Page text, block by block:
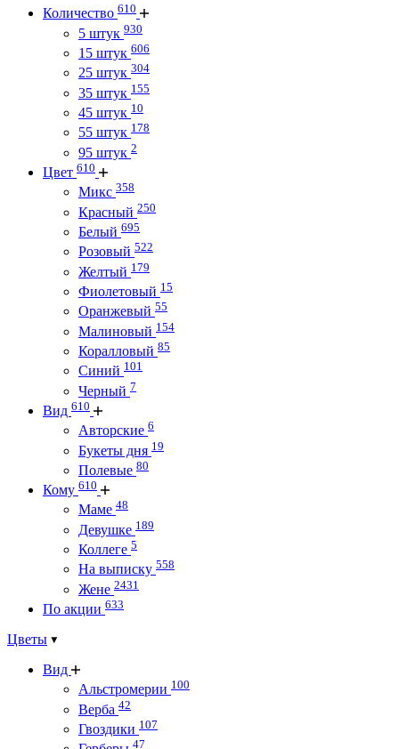
Количество 610
5 штук 930
15 штук 606
25 штук 304
35 штук 155
45 штук 10
55 штук 178
95 штук 2
Цвет 610
Микс 358
Красный 250
Белый 695
Розовый 522
Желтый 179
Фиолетовый 15
Оранжевый 55
Малиновый 154
Коралловый 85
Синий 101
Черный 7
Вид 610
Авторские 6
Букеты дня 19
Полевые 80
Кому 610
Маме 48
Девушке 189
Коллеге 5
На выписку 558
Жене 2431
По акции 633
Цветы
Вид
Альстромерии 100
Верба 42
Гвоздики 107
47